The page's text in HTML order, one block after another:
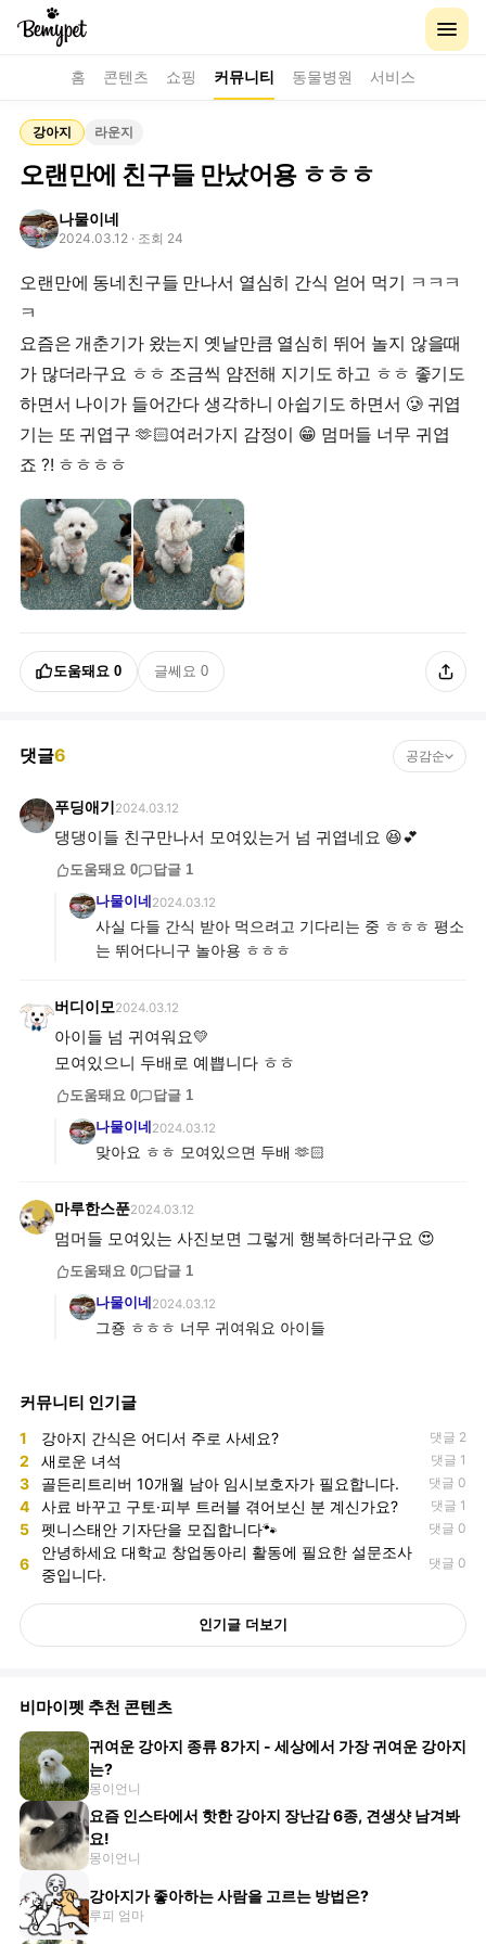
홈 콘텐츠 쇼핑 커뮤니티 동물병원 서비스
강아지 라운지
오랜만에 친구들 만났어용 ㅎㅎㅎ
나물이네
2024.03.12 · 조회 24
오랜만에 동네친구들 만나서 열심히 간식 얻어 먹기 ㅋㅋㅋ
ㅋ
요즘은 개춘기가 왔는지 옛날만큼 열심히 뛰어 놀지 않을때
가 많더라구요 ㅎㅎ 조금씩 얌전해 지기도 하고 ㅎㅎ 좋기도
하면서 나이가 들어간다 생각하니 아쉽기도 하면서 🥲 귀엽
기는 또 귀엽구 🫶🏻여러가지 감정이 😁 멈머들 너무 귀엽
도움돼요 0 글쎄요 0
댓글6 공감순
푸딩애기 2024.03.12
댕댕이들 친구만나서 모여있는거 넘 귀엽네요 😆💕
도움돼요 0 답글 1
나물이네 2024.03.12
사실 다들 간식 받아 먹으려고 기다리는 중 ㅎㅎㅎ 평소
는 뛰어다니구 놀아용 ㅎㅎㅎ
버디이모 2024.03.12
아이들 넘 귀여워요💛
모여있으니 두배로 예쁩니다 ㅎㅎ
도움돼요 0 답글 1
나물이네 2024.03.12
맞아요 ㅎㅎ 모여있으면 두배 🫶🏻
마루한스푼2024.03.12
멈머들 모여있는 사진보면 그렇게 행복하더라구요 😍
도움돼요 0 답글 1
나물이네 2024.03.12
그죵 ㅎㅎㅎ 너무 귀여워요 아이들
커뮤니티 인기글
1 강아지 간식은 어디서 주로 사세요? 댓글 2
2 새로운 녀석 댓글 1
3 골든리트리버 10개월 남아 임시보호자가 필요합니다. 댓글 0
4 사료 바꾸고 구토·피부 트러블 겪어보신 분 계신가요? 댓글 1
5 펫니스태안 기자단을 모집합니다🐾 댓글 0
6
안녕하세요 대학교 창업동아리 활동에 필요한 설문조사
중입니다.
댓글 0
인기글 더보기
비마이펫 추천 콘텐츠
귀여운 강아지 종류 8가지 - 세상에서 가장 귀여운 강아지
는?
몽이언니
요즘 인스타에서 핫한 강아지 장난감 6종, 견생샷 남겨봐
요!
몽이언니
강아지가 좋아하는 사람을 고르는 방법은?
루피 엄마